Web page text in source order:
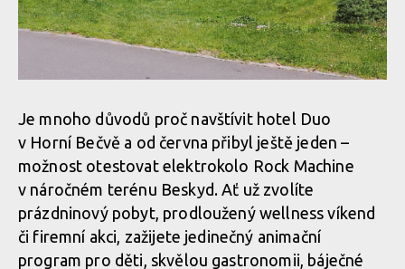
Je mnoho důvodů proč navštívit hotel Duo
v Horní Bečvě a od června přibyl ještě jeden –
možnost otestovat elektrokolo Rock Machine
v náročném terénu Beskyd. Ať už zvolíte
prázdninový pobyt, prodloužený wellness víkend
či firemní akci, zažijete jedinečný animační
program pro děti, skvělou gastronomii, báječné